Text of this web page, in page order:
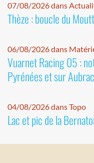
07/08/2026 dans
Thèze : boucle du
06/08/2026 dans
Vuarnet Racing 05 :
Pyrénées et sur Aubrac
04/08/2026 dans Topo
Lac et pic de la